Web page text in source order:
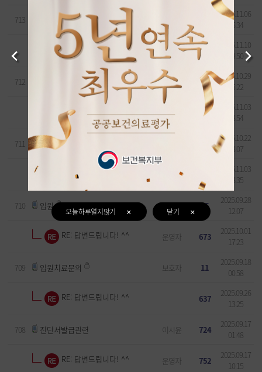
713 알코올 입원 문의
2025.11.06
16:34
RE:답변드립니다! ^^ 619
2025.11.10
09:50
712 입원할수잇나요 정민용 4
2025.10.29
15:22
RE:답변드립니다! ^^ 운영자 634
2025.11.03
08:54
711 질문드립니다.
2025.10.22
23:07
RE: 답변드립니다! ^^ 운영자
2025.11.03
08:35
710 입원 . 15
2025.09.28
12:07
RE: 답변드립니다! ^^ 운영자 673
2025.10.01
17:23
709 입원치료문의 보호자 11
2025.09.18
00:58
RE: 답변드립니다! ^^ 637
2025.09.26
13:25
708 진단서발급관련 이시윤 724
2025.09.17
01:48
RE: 답변드립니다! ^^ 운영자 752
2025.09.17
10:15
Previous Next
오늘하루열지않기 닫기